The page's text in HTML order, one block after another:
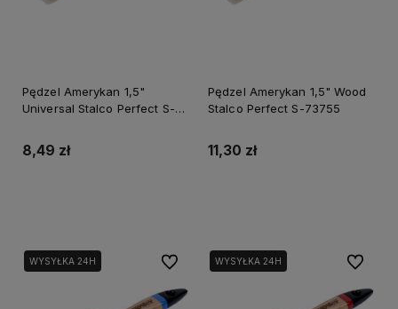
Pędzel Amerykan 1,5"
Universal Stalco Perfect S-
8,49 zł
Pędzel Amerykan 1,5" Wood
Stalco Perfect S-73755
11,30 zł
WYSYŁKA 24H Do ulubionychWYSYŁKA 24H Do